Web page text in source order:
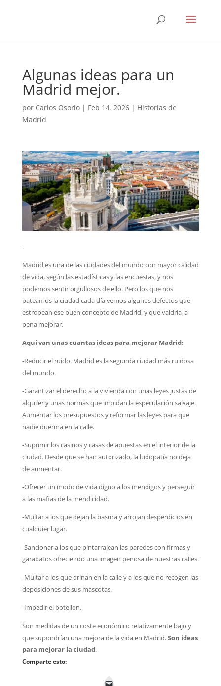
Algunas ideas para un
Madrid mejor.
por Carlos Osorio| Feb 14, 2026| Historias de
Madrid
.
Madrid es una de las ciudades del mundo con mayor calidad
de vida, según las estadísticas y las encuestas, y nos
podemos sentir orgullosos de ello. Pero los que nos
pateamos la ciudad cada día vemos algunos defectos que
estropean ese buen concepto de Madrid, y que valdría la
pena mejorar.
Aquí van unas cuantas ideas para mejorar Madrid:
-Reducir el ruido. Madrid es la segunda ciudad más ruidosa
del mundo.
-Garantizar el derecho a la vivienda con unas leyes justas de
alquiler y unas normas que impidan la especulación salvaje.
Aumentar los presupuestos y reformar las leyes para que
nadie duerma en la calle.
-Suprimir los casinos y casas de apuestas en el interior de la
ciudad. Desde que se han autorizado, la ludopatía no deja
de aumentar.
-Ofrecer un modo de vida digno a los mendigos y perseguir
a las mafias de la mendicidad.
-Multar a los que dejan la basura y arrojan desperdicios en
cualquier lugar.
-Sancionar a los que pintarrajean las paredes con firmas y
garabatos ofreciendo una imagen penosa de nuestras calles.
-Multar a los que orinan en la calle y a los que no recogen las
deposiciones de sus mascotas.
-Impedir el botellón.
Son medidas de un coste económico relativamente bajo y
que supondrían una mejora de la vida en Madrid.Son ideas
para mejorar la ciudad.
Comparte esto: